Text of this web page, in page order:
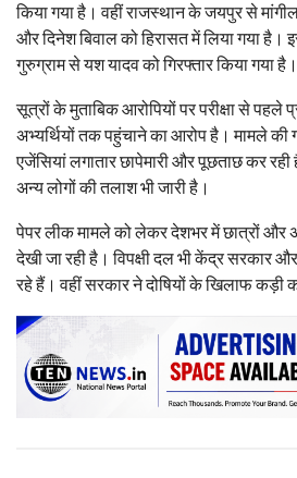
किया गया है। वहीं राजस्थान के जयपुर से
और दिनेश बिवाल को हिरासत में लिया गया है।
गुरुग्राम से यश यादव को गिरफ्तार किया गया है।
सूत्रों के मुताबिक आरोपियों पर परीक्षा से
अभ्यर्थियों तक पहुंचाने का आरोप है। मामले की
एजेंसियां लगातार छापेमारी और पूछताछ कर
अन्य लोगों की तलाश भी जारी है।
पेपर लीक मामले को लेकर देशभर में छात्रों और
देखी जा रही है। विपक्षी दल भी केंद्र सरकार
रहे हैं। वहीं सरकार ने दोषियों के खिलाफ कड़ी